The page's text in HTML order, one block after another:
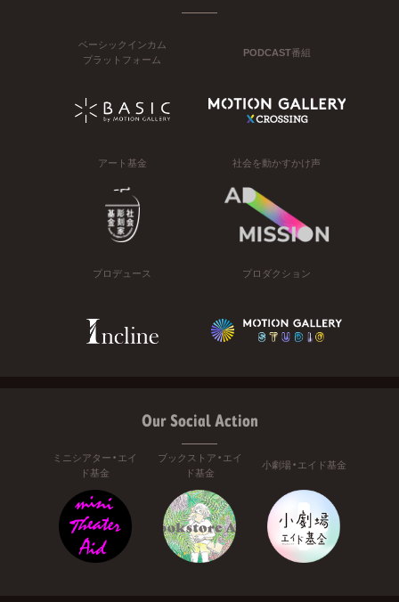
ベーシックインカム
プラットフォーム
PODCAST番組
アート基金 社会を動かすかけ声
プロデュース プロダクション
Our Social Action
ミニシアター・エイ
ド基金
ブックストア・エイ
ド基金
小劇場・エイド基金